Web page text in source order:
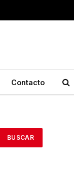
Contacto